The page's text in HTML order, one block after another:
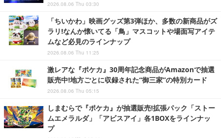
2026.08.06 Thu 03:30
「ちいかわ」映画グッズ第3弾ほか、多数の新商品がズ
ラリ!なんか懐いてる「鳥」マスコットや場面写アイテ
ムなど必見のラインナップ
2026.08.06 Thu 11:25
激レアな『ポケカ』30周年記念商品がAmazonで抽選
販売中!地方ごとに収録された“御三家”の特別カード
2026.08.06 Thu 05:15
しまむらで『ポケカ』が抽選販売!拡張パック「ストー
ムエメラルダ」「アビスアイ」各1BOXをラインナッ
プ